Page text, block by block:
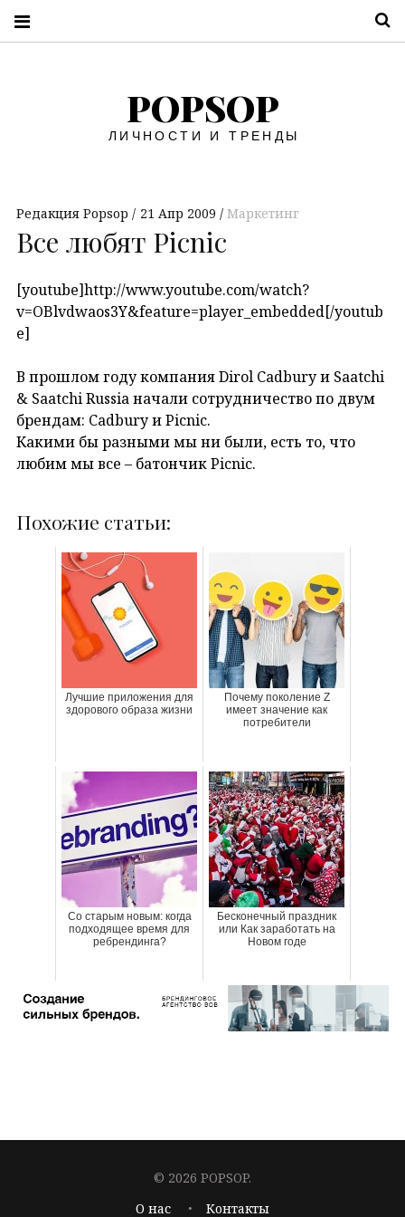
POPSOP
ЛИЧНОСТИ И ТРЕНДЫ
Редакция Popsop 21 Апр 2009 Маркетинг
Все любят Picnic
[youtube]http://www.youtube.com/watch?
v=OBlvdwaos3Y&feature=player_embedded[/youtub
e]
В прошлом году компания Dirol Cadbury и Saatchi
& Saatchi Russia начали сотрудничество по двум
брендам: Cadbury и Picnic.
Какими бы разными мы ни были, есть то, что
любим мы все – батончик Picnic.
Похожие статьи:
Лучшие приложения для
здорового образа жизни
Почему поколение Z
имеет значение как
потребители
Со старым новым: когда
подходящее время для
ребрендинга?
Бесконечный праздник
или Как заработать на
Новом годе
© 2026 POPSOP.
О нас
Контакты